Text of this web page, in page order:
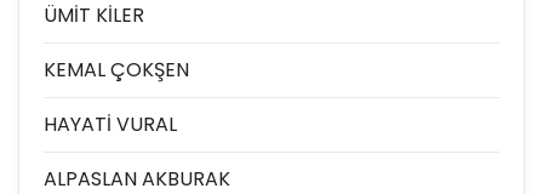
ÜMİT KİLER
KEMAL ÇOKŞEN
HAYATİ VURAL
ALPASLAN AKBURAK